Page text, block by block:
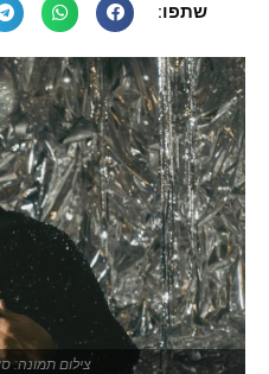
שתפו:
צילום תמונה: